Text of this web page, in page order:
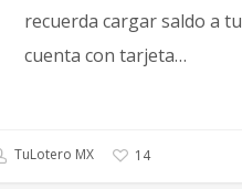
recuerda cargar saldo a tu
cuenta con tarjeta…
TuLotero MX 14